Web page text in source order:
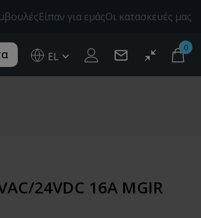
Είπαν για εμάςΟι κατασκευές μας
EL
Ελληνικά (EL)
0
24VDC 16A MGIR